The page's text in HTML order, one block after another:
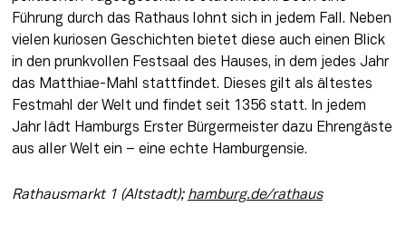
Führung durch das Rathaus lohnt sich in jedem Fall. Neben
vielen kuriosen Geschichten bietet diese auch einen Blick
in den prunkvollen Festsaal des Hauses, in dem jedes Jahr
das Matthiae-Mahl stattfindet. Dieses gilt als ältestes
Festmahl der Welt und findet seit 1356 statt. In jedem
Jahr lädt Hamburgs Erster Bürgermeister dazu Ehrengäste
aus aller Welt ein – eine echte Hamburgensie.
Rathausmarkt 1 (Altstadt); hamburg.de/rathaus